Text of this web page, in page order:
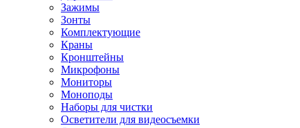
Зажимы
Зонты
Комплектующие
Краны
Кронштейны
Микрофоны
Мониторы
Моноподы
Наборы для чистки
Осветители для видеосъемки